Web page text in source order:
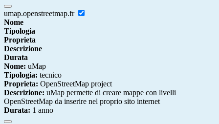
umap.openstreetmap.fr
Nome
Tipologia
Proprieta
Descrizione
Durata
Nome: uMap
Tipologia: tecnico
Proprieta: OpenStreetMap project
Descrizione: uMap permette di creare mappe con livelli
OpenStreetMap da inserire nel proprio sito internet
Durata: 1 anno